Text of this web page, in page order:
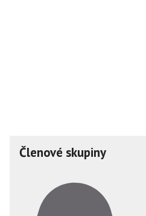
Členové skupiny